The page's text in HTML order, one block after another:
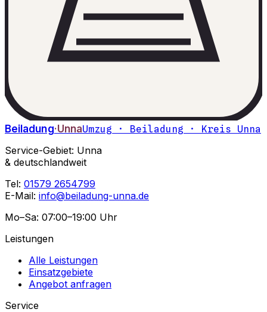
Beiladung·UnnaUmzug · Beiladung · Kreis Unna
Service-Gebiet: Unna
& deutschlandweit
Tel: 01579 2654799
E-Mail: info@beiladung-unna.de
Mo–Sa: 07:00–19:00 Uhr
Leistungen
Alle Leistungen
Einsatzgebiete
Angebot anfragen
Service